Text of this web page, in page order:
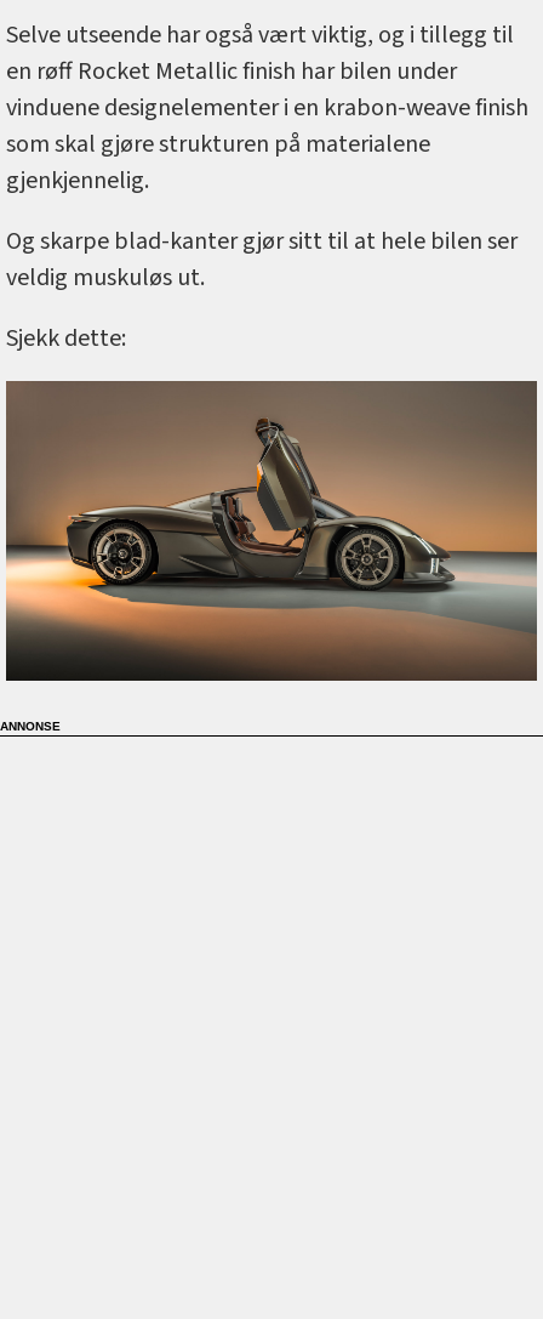
Selve utseende har også vært viktig, og i tillegg til
en røff Rocket Metallic finish har bilen under
vinduene designelementer i en krabon-weave finish
som skal gjøre strukturen på materialene
gjenkjennelig.
Og skarpe blad-kanter gjør sitt til at hele bilen ser
veldig muskuløs ut.
Sjekk dette: